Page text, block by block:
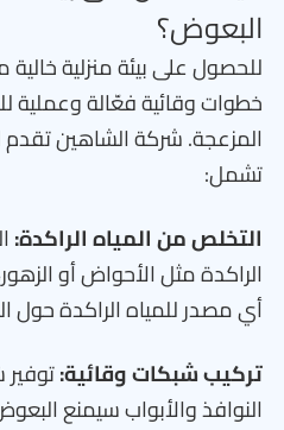
البعوض؟
للحصول على بيئة منزلية
خطوات وقائية فعّالة وعملية
المزعجة. شركة الشاهين تقدم
تشمل:
التخلص من المياه الراكدة:
الراكدة مثل الأحواض أو
أي مصدر للمياه الراكدة حول
تركيب شبكات وقائية:
النوافذ والأبواب سيمنع